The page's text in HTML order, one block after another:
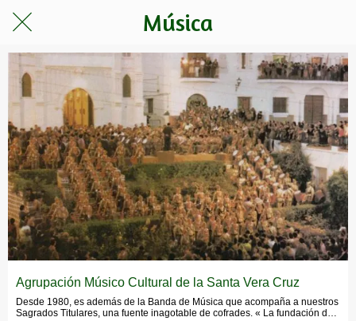
Música
Agrupación Músico Cultural de la Santa Vera Cruz
Desde 1980, es además de la Banda de Música que acompaña a nuestros
Sagrados Titulares, una fuente inagotable de cofrades. « La fundación de